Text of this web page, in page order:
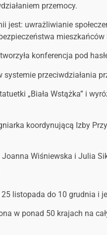
przemocy.
jest: uwrażliwianie
mieszkańców
konferencja pod
systemie przeciwdziałania
„Biała Wstążka” i
koordynującą Izby
Wiśniewska i Julia
25 listopada do 10 grudnia i
w ponad 50 krajach na